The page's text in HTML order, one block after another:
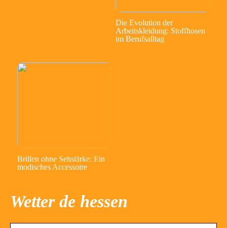
Die Evolution der
Arbeitskleidung: Stoffhosen
im Berufsalltag
Brillen ohne Sehstärke: Ein
modisches Accessoire
Wetter de hessen